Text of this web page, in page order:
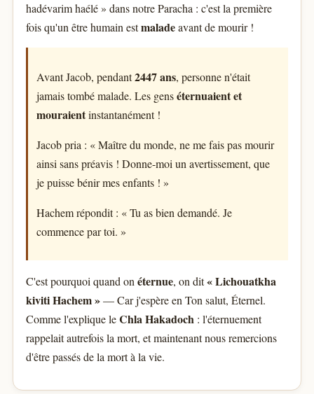
hadévarim haélé » dans notre Paracha : c'est la première
fois qu'un être humain estmaladeavant de mourir !
Avant Jacob, pendant2447 ans, personne n'était
jamais tombé malade. Les genséternuaient et
mouraientinstantanément !
Jacob pria : « Maître du monde, ne me fais pas mourir
ainsi sans préavis ! Donne-moi un avertissement, que
je puisse bénir mes enfants ! »
Hachem répondit : « Tu as bien demandé. Je
commence par toi. »
C'est pourquoi quand onéternue, on dit« Lichouatkha
kiviti Hachem »— Car j'espère en Ton salut, Éternel.
Comme l'explique leChla Hakadoch : l'éternuement
rappelait autrefois la mort, et maintenant nous remercions
d'être passés de la mort à la vie.